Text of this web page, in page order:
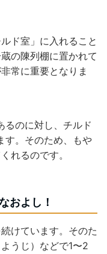
ド室」に入れること
の陳列棚に置かれて
常に重要となりま
のに対し、チルド
。そのため、もや
れるのです。
およし！
けています。そのた
うじ）などで1〜2